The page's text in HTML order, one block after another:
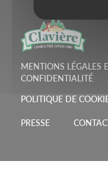
l’article
MENTIONS LÉGALES
CONFIDENTIALITÉ
POLITIQUE DE
PRESSE